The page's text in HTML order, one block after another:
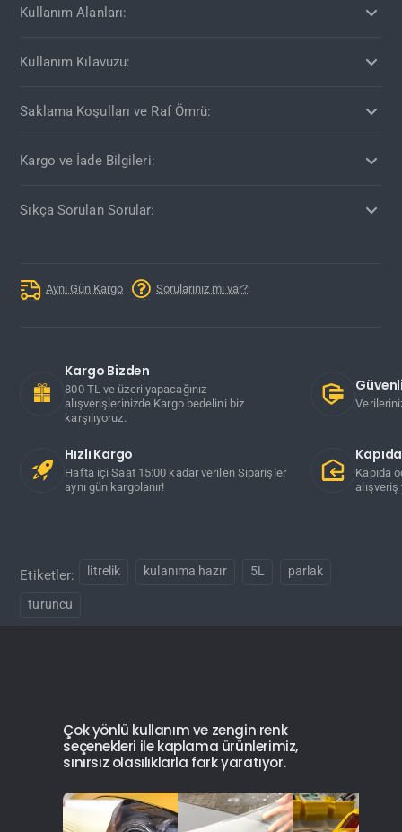
Kullanım Alanları:
Kullanım Kılavuzu:
Saklama Koşulları ve Raf Ömrü:
Kargo ve İade Bilgileri:
Sıkça Sorulan Sorular:
Aynı Gün Kargo Sorularınız mı var?
Kargo Bizden
800 TL ve üzeri yapacağınız
alışverişlerinizde Kargo bedelini biz
karşılıyoruz.
Hızlı Kargo
Hafta içi Saat 15:00 kadar verilen Siparişler
aynı gün kargolanır!
Kapıda
Etiketler: litrelik kulanıma hazır 5L parlak
turuncu
Çok yönlü kullanım ve zengin renk
seçenekleri ile kaplama ürünlerimiz,
sınırsız olasılıklarla fark yaratıyor.